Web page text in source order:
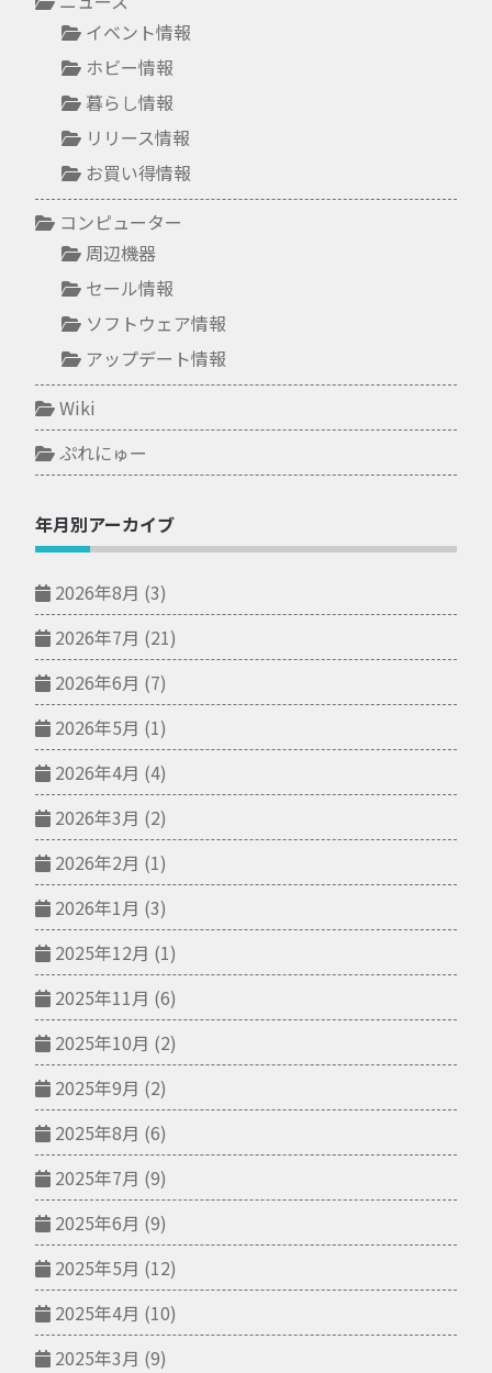
イベント情報
ホビー情報
暮らし情報
リリース情報
お買い得情報
コンピューター
周辺機器
セール情報
ソフトウェア情報
アップデート情報
Wiki
ぷれにゅー
年月別アーカイブ
2026年8月 (3)
2026年7月 (21)
2026年6月 (7)
2026年5月 (1)
2026年4月 (4)
2026年3月 (2)
2026年2月 (1)
2026年1月 (3)
2025年12月 (1)
2025年11月 (6)
2025年10月 (2)
2025年9月 (2)
2025年8月 (6)
2025年7月 (9)
2025年6月 (9)
2025年5月 (12)
2025年4月 (10)
2025年3月 (9)